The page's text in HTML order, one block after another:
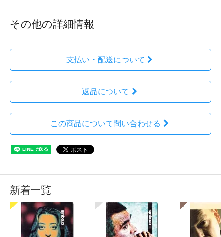
その他の詳細情報
支払い・配送について
返品について
この商品について問い合わせる
新着一覧